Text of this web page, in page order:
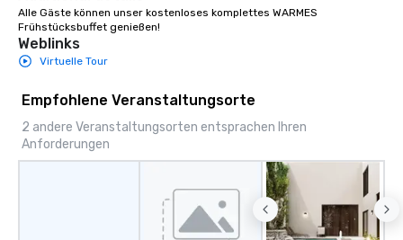
Alle Gäste können unser kostenloses komplettes WARMES
Frühstücksbuffet genießen!
Weblinks
Virtuelle Tour
Empfohlene Veranstaltungsorte
2 andere Veranstaltungsorten entsprachen Ihren
Anforderungen